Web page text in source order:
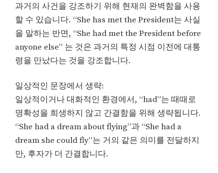
과거의 사건을 강조하기 위해 현재의 완벽함을 사용
할 수 있습니다. “She has met the President는 사실
을 말하는 반면, “She had met the President before
anyone else” 는 것은 과거의 특정 시점 이전에 대통
령을 만났다는 것을 강조합니다.
일상적인 문장에서 생략:
일상적이거나 대화적인 환경에서, “had”는 때때로
명확성을 희생하지 않고 간결함을 위해 생략됩니다.
“She had a dream about flying”과 “She had a
dream she could fly”는 거의 같은 의미를 전달하지
만, 후자가 더 간결합니다.